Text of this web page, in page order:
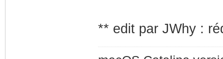
** edit par JWhy :